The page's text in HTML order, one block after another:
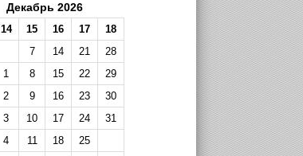
Декабрь 2026
14 15 16 17
18
7 14 21
28
1 8 15 22
29
2 9 16 23
30
3 10 17 24
31
4 11 18
25